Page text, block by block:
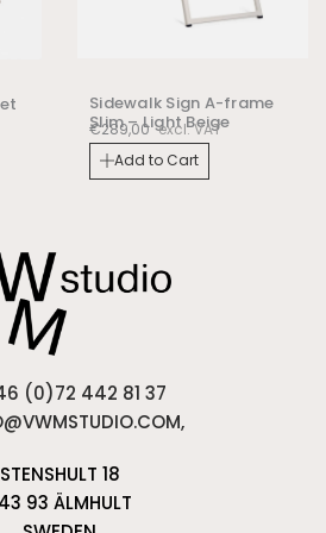
Sidewalk Sign A-frame
Slim – Light Beige
€289,00 excl. VAT
Add to Cart
(0)72 442 81 37
STENSHULT 18
93 ÄLMHULT